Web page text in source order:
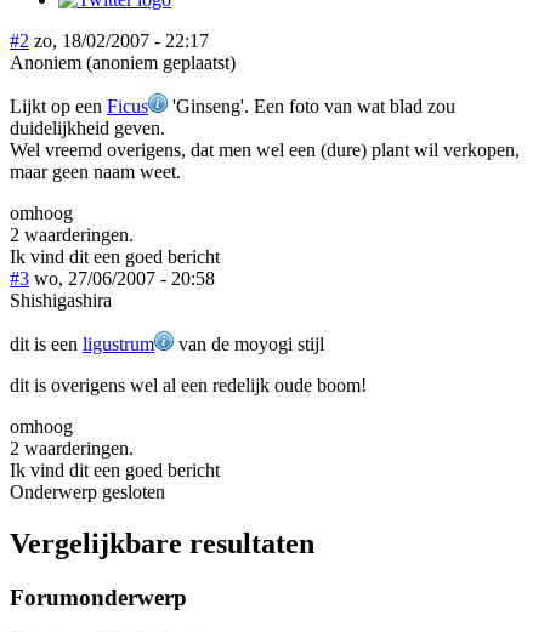
#2 zo, 18/02/2007 - 22:17
Anoniem (anoniem geplaatst)
Lijkt op een Ficus
'Ginseng'. Een foto van wat blad zou
duidelijkheid geven.
Wel vreemd overigens, dat men wel een (dure) plant wil verkopen,
maar geen naam weet.
omhoog
2 waarderingen.
Ik vind dit een goed bericht
#3 wo, 27/06/2007 - 20:58
Shishigashira
dit is een ligustrum
van de moyogi stijl
dit is overigens wel al een redelijk oude boom!
omhoog
2 waarderingen.
Ik vind dit een goed bericht
Onderwerp gesloten
Vergelijkbare resultaten
Forumonderwerp